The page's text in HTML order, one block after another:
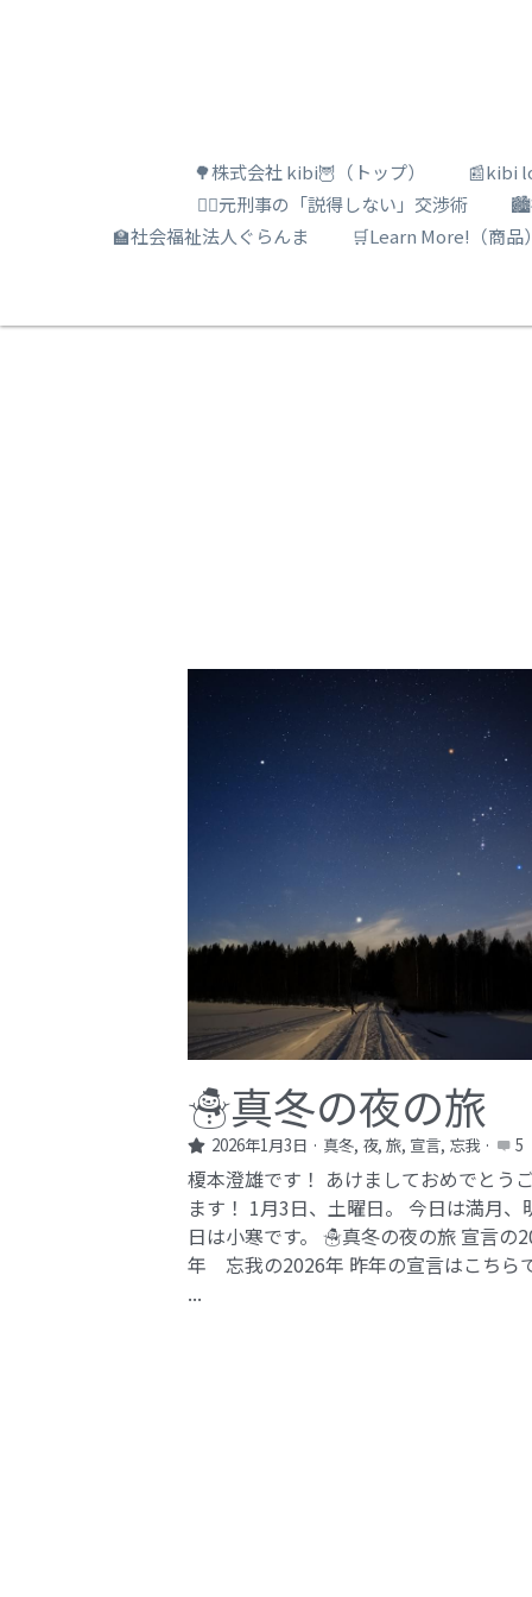
🌳株式会社 kibi🦉（トップ）
📰kibi
🕵️‍♂️元刑事の「説得しない」交渉術
🏙️
🏫社会福祉法人ぐらんま
🛒Learn More!（商品
☃️真冬の夜の旅
2026年1月3日 · 真冬, 夜, 旅, 宣言, 忘我· 5
榎本澄雄です！ あけましておめでとう
ます！ 1月3日、土曜日。 今日は満月、
日は小寒です。 ☃️真冬の夜の旅 宣言の
年 忘我の2026年​ 昨年の宣言はこちら
...